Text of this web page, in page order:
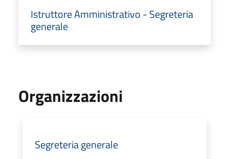
Istruttore Amministrativo - Segreteria
generale
Organizzazioni
Segreteria generale